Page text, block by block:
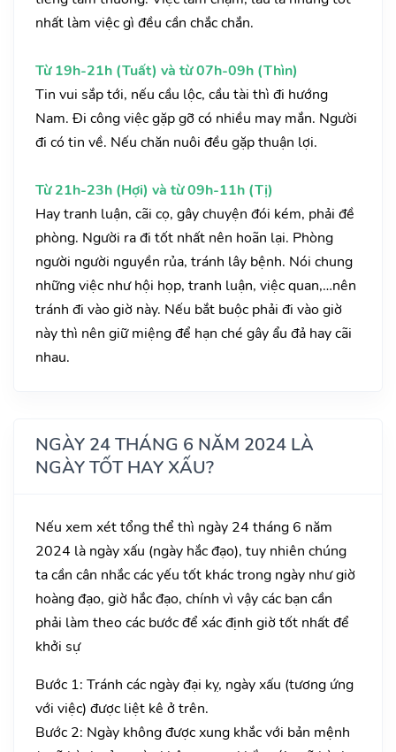
nhất làm việc gì đều cần chắc chắn.
Từ 19h-21h (Tuất) và từ 07h-09h (Thìn)
Tin vui sắp tới, nếu cầu lộc, cầu tài thì đi hướng
Nam. Đi công việc gặp gỡ có nhiều may mắn. Người
đi có tin về. Nếu chăn nuôi đều gặp thuận lợi.
Từ 21h-23h (Hợi) và từ 09h-11h (Tị)
Hay tranh luận, cãi cọ, gây chuyện đói kém, phải đề
phòng. Người ra đi tốt nhất nên hoãn lại. Phòng
người người nguyền rủa, tránh lây bệnh. Nói chung
những việc như hội họp, tranh luận, việc quan,…nên
tránh đi vào giờ này. Nếu bắt buộc phải đi vào giờ
này thì nên giữ miệng để hạn ché gây ẩu đả hay cãi
nhau.
NGÀY 24 THÁNG 6 NĂM 2024 LÀ
NGÀY TỐT HAY XẤU?
Nếu xem xét tổng thể thì ngày 24 tháng 6 năm
2024 là ngày xấu (ngày hắc đạo), tuy nhiên chúng
ta cần cân nhắc các yếu tốt khác trong ngày như giờ
hoàng đạo, giờ hắc đạo, chính vì vậy các bạn cần
phải làm theo các bước để xác định giờ tốt nhất để
khởi sự
Bước 1: Tránh các ngày đại kỵ, ngày xấu (tương ứng
với việc) được liệt kê ở trên.
Bước 2: Ngày không được xung khắc với bản mệnh